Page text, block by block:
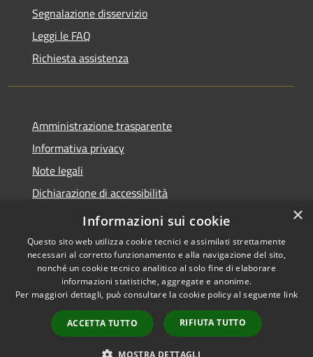
Segnalazione disservizio
Leggi le FAQ
Richiesta assistenza
Amministrazione trasparente
Informativa privacy
Note legali
Dichiarazione di accessibilità
Obiettivi accessibilità
Accessibilità
Copyright © 2026 • Comune di
Chiari • Powered by
Municipium•
Accesso
redazione
×
Informazioni sui cookie
Questo sito web utilizza cookie tecnici e assimilati strettamente
necessari al corretto funzionamento e alla navigazione del sito,
nonché un cookie tecnico analitico al solo fine di elaborare
informazioni statistiche, aggregate e anonime.
Per maggiori dettagli, può consultare la cookie policy al seguente link
ACCETTA TUTTO RIFIUTA TUTTO
MOSTRA DETTAGLI